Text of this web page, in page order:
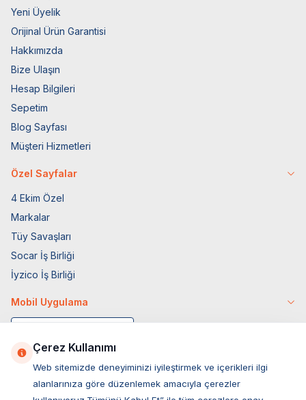
Yeni Üyelik
Orijinal Ürün Garantisi
Hakkımızda
Bize Ulaşın
Hesap Bilgileri
Sepetim
Blog Sayfası
Müşteri Hizmetleri
Özel Sayfalar
4 Ekim Özel
Markalar
Tüy Savaşları
Socar İş Birliği
İyzico İş Birliği
Mobil Uygulama
Çerez Kullanımı
Web sitemizde deneyiminizi iyileştirmek ve içerikleri ilgi
alanlarınıza göre düzenlemek amacıyla çerezler